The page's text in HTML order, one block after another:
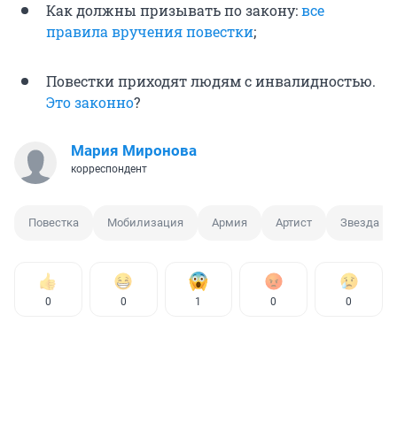
Как должны призывать по закону:все
правила вручения повестки;
Повестки приходят людям с инвалидностью.
Это законно?
Мария Миронова
корреспондент
Повестка Мобилизация Армия Артист Звезда
0 0 1 0 0